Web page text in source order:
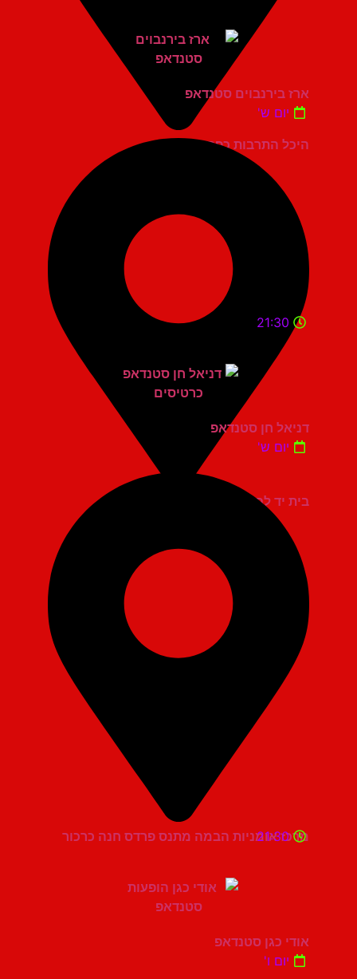
היכל התרבות כפר סבא
ארז בירנבוים סטנדאפ
יום ש'
בית יד לבנים אשדוד
21:30
דניאל חן סטנדאפ
יום ש'
מרכז אומניות הבמה מתנס פרדס חנה כרכור
21:30
אודי כגן סטנדאפ
יום ו'